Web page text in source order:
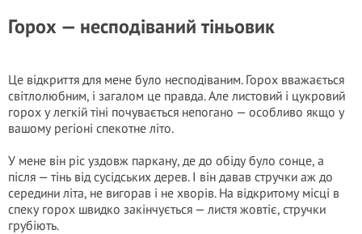
Горох — несподіваний тіньовик
Це відкриття для мене було несподіваним. Горох вважається
світлолюбним, і загалом це правда. Але листовий і цукровий
горох у легкій тіні почувається непогано — особливо якщо у
вашому регіоні спекотне літо.
У мене він ріс уздовж паркану, де до обіду було сонце, а
після — тінь від сусідських дерев. І він давав стручки аж до
середини літа, не вигорав і не хворів. На відкритому місці в
спеку горох швидко закінчується — листя жовтіє, стручки
грубіють.